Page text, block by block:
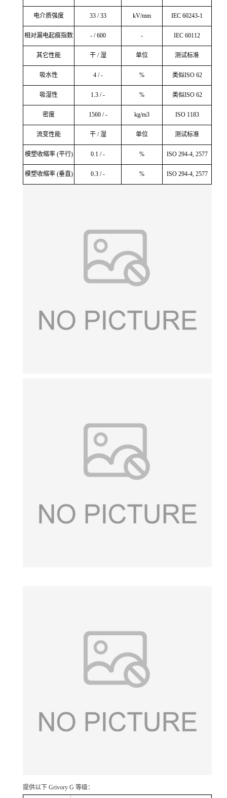
电介质强度 33 / 33 kV/mm IEC 60243-1
相对漏电起痕指数 - / 600 - IEC 60112
其它性能 干 / 湿 单位 测试标准
吸水性 4 / - % 类似ISO 62
吸湿性 1.3 / - % 类似ISO 62
密度 1560 / - kg/m3 ISO 1183
流变性能 干 / 湿 单位 测试标准
模塑收缩率 (平行) 0.1 / - % ISO 294-4, 2577
模塑收缩率 (垂直) 0.3 / - % ISO 294-4, 2577
提供以下 Grivory G 等级：